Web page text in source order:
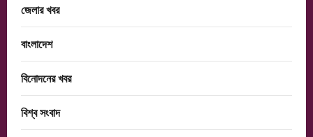
জেলার খবর
বাংলাদেশ
বিনোদনের খবর
বিশ্ব সংবাদ